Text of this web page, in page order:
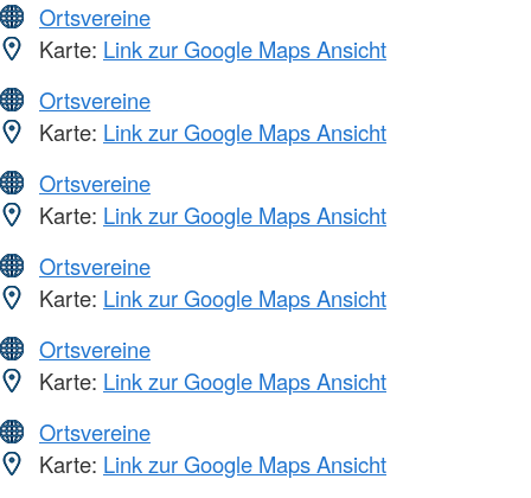
Ortsvereine
Karte: Link zur Google Maps Ansicht
Ortsvereine
Karte: Link zur Google Maps Ansicht
Ortsvereine
Karte: Link zur Google Maps Ansicht
Ortsvereine
Karte: Link zur Google Maps Ansicht
Ortsvereine
Karte: Link zur Google Maps Ansicht
Ortsvereine
Karte: Link zur Google Maps Ansicht